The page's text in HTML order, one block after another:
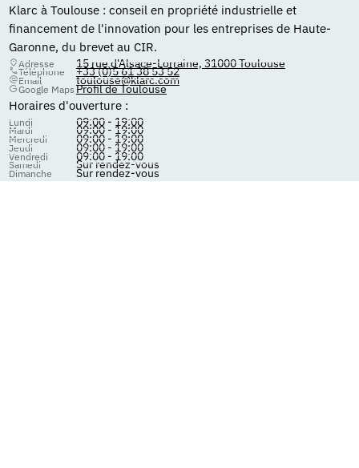
Klarc à Toulouse : conseil en propriété industrielle et
financement de l'innovation pour les entreprises de Haute-
Garonne, du brevet au CIR.
Adresse 15 rue d'Alsace-Lorraine, 31000 Toulouse
Téléphone +33 (0)5 61 38 53 52
Email toulouse@klarc.com
Google Maps Profil de Toulouse
Horaires d'ouverture :
Lundi 09:00 - 19:00
Mardi 09:00 - 19:00
Mercredi 09:00 - 19:00
Jeudi 09:00 - 19:00
Vendredi 09:00 - 19:00
Samedi Sur rendez-vous
Dimanche Sur rendez-vous